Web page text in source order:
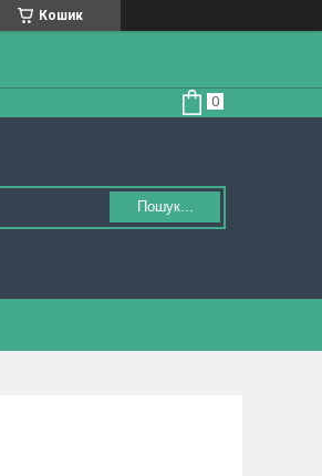
Кошик
Пошук...